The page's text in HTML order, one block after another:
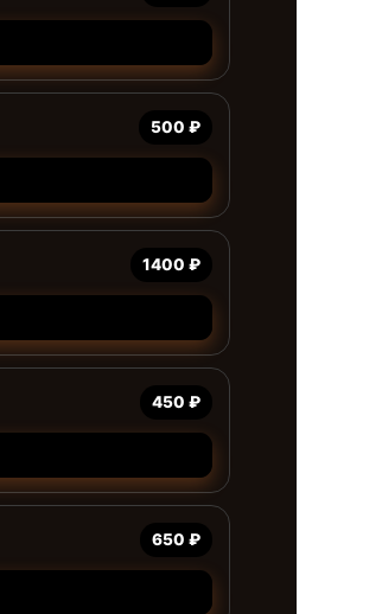
500 ₽
1400 ₽
450 ₽
650 ₽